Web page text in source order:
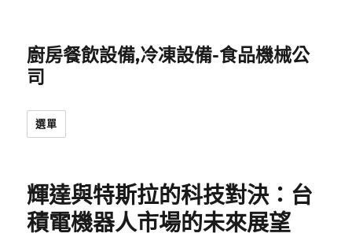
廚房餐飲設備,冷凍設備-食品機械公
司
選單
輝達與特斯拉的科技對決：台
積電機器人市場的未來展望